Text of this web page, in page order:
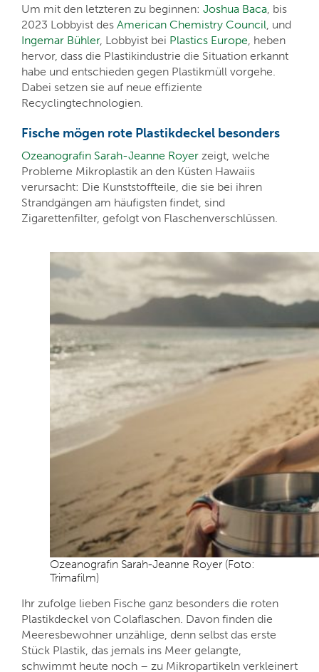
Um mit den letzteren zu beginnen: Joshua Baca, bis
2023 Lobbyist des American Chemistry Council, und
Ingemar Bühler, Lobbyist bei Plastics Europe, heben
hervor, dass die Plastikindustrie die Situation erkannt
habe und entschieden gegen Plastikmüll vorgehe.
Dabei setzen sie auf neue effiziente
Recyclingtechnologien.
Fische mögen rote Plastikdeckel besonders
Ozeanografin Sarah-Jeanne Royer zeigt, welche
Probleme Mikroplastik an den Küsten Hawaiis
verursacht: Die Kunststoffteile, die sie bei ihren
Strandgängen am häufigsten findet, sind
Zigarettenfilter, gefolgt von Flaschenverschlüssen.
Ozeanografin Sarah-Jeanne Royer (Foto:
Trimafilm)
Ihr zufolge lieben Fische ganz besonders die roten
Plastikdeckel von Colaflaschen. Davon finden die
Meeresbewohner unzählige, denn selbst das erste
Stück Plastik, das jemals ins Meer gelangte,
schwimmt heute noch – zu Mikropartikeln verkleinert